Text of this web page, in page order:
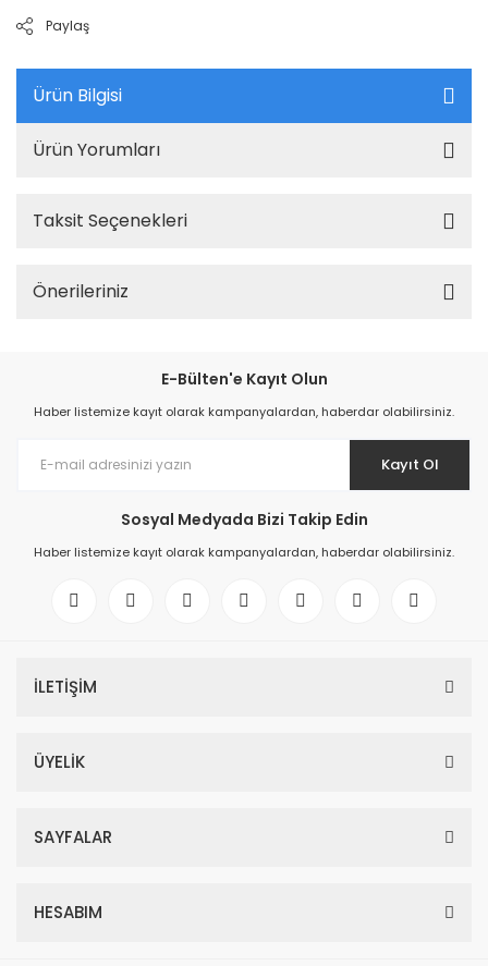
Paylaş
Ürün Bilgisi
Ürün Yorumları
Taksit Seçenekleri
Önerileriniz
E-Bülten'e Kayıt Olun
Haber listemize kayıt olarak kampanyalardan, haberdar olabilirsiniz.
Kayıt Ol
Sosyal Medyada Bizi Takip Edin
Haber listemize kayıt olarak kampanyalardan, haberdar olabilirsiniz.
İLETİŞİM
ÜYELİK
SAYFALAR
HESABIM